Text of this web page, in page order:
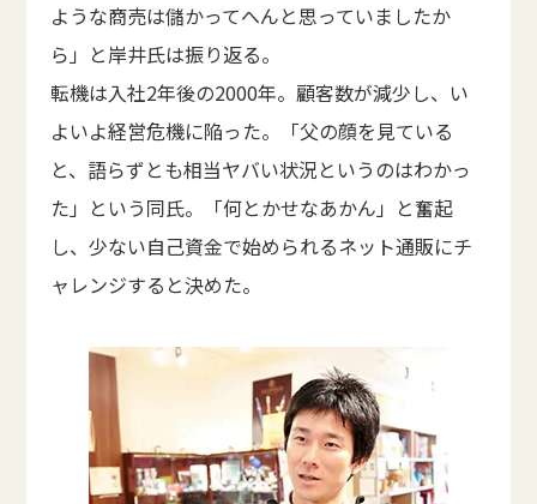
ような商売は儲かってへんと思っていましたか
ら」と岸井氏は振り返る。
転機は入社2年後の2000年。顧客数が減少し、い
よいよ経営危機に陥った。「父の顔を見ている
と、語らずとも相当ヤバい状況というのはわかっ
た」という同氏。「何とかせなあかん」と奮起
し、少ない自己資金で始められるネット通販にチ
ャレンジすると決めた。